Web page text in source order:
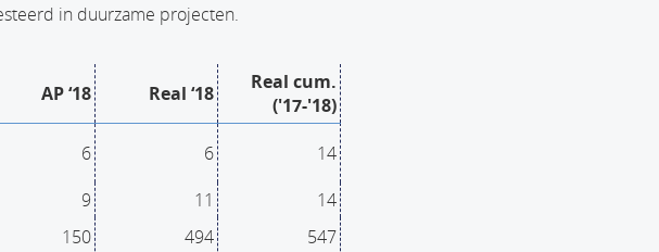
in duurzame projecten.
AP ‘18 Real ‘18
Real cum.
('17-'18)
6 6
14
9 11
14
150 494 547